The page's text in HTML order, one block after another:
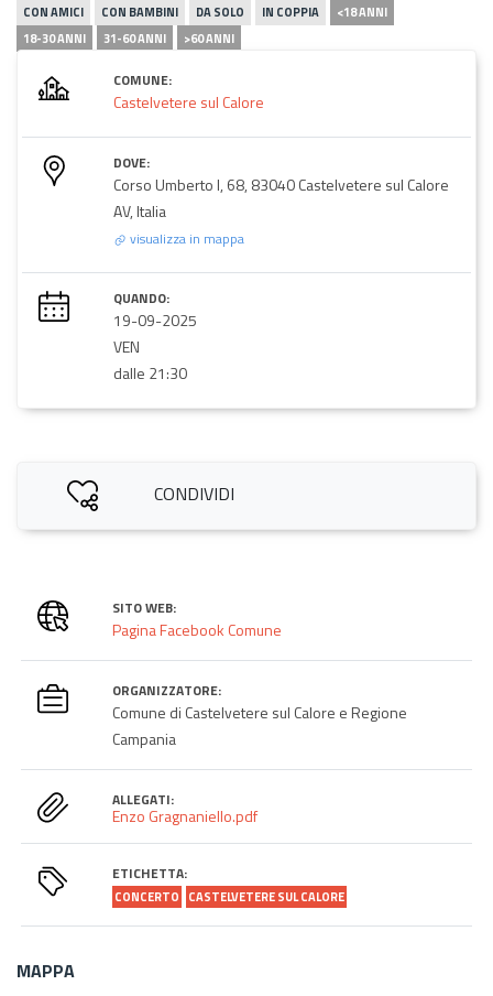
CON AMICI CON BAMBINI DA SOLO IN COPPIA
<18 ANNI
18-30 ANNI
31-60 ANNI >60 ANNI
COMUNE:
Castelvetere sul Calore
DOVE:
Corso Umberto I, 68, 83040 Castelvetere sul Calore
AV, Italia
visualizza in mappa
QUANDO:
19-09-2025
VEN
dalle 21:30
CONDIVIDI
SITO WEB:
Pagina Facebook Comune
ORGANIZZATORE:
Comune di Castelvetere sul Calore e Regione
Campania
ALLEGATI:
Enzo Gragnaniello.pdf
ETICHETTA:
CONCERTO CASTELVETERE SUL CALORE
MAPPA